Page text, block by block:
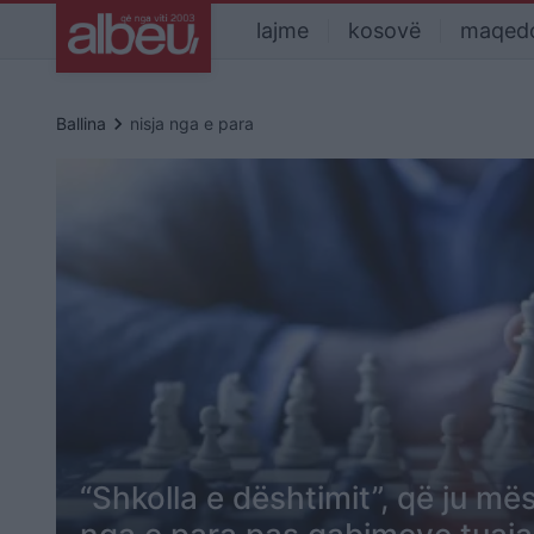
lajme kosovë
Ballina keyboard_arrow_right nisja nga e para
“Shkolla e dështimit”, që ju